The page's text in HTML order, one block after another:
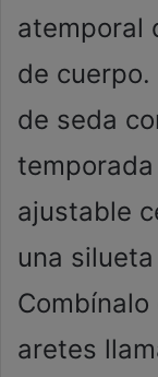
atemporal
de
de seda
ajustable
una
aretes